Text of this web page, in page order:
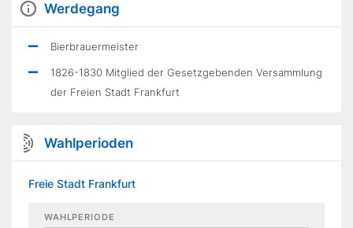
Werdegang
Bierbrauermeister
1826-1830 Mitglied der Gesetzgebenden Versammlung
der Freien Stadt Frankfurt
Wahlperioden
Freie Stadt Frankfurt
WAHLPERIODE